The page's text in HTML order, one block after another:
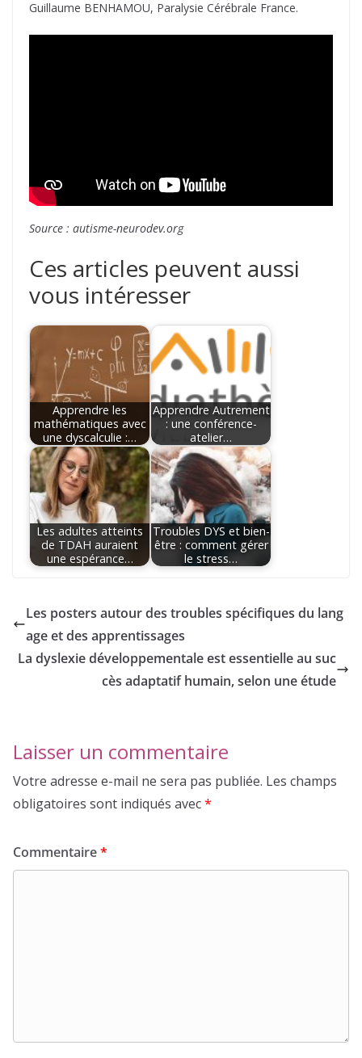
Guillaume BENHAMOU, Paralysie Cérébrale France.
Source : autisme-neurodev.org
Ces articles peuvent aussi
vous intéresser
Apprendre les
mathématiques avec
une dyscalculie :…
Apprendre Autrement
: une conférence-
atelier…
Les adultes atteints
de TDAH auraient
une espérance…
Troubles DYS et bien-
être : comment gérer
le stress…
Les posters autour des troubles spécifiques du lang
age et des apprentissages
La dyslexie développementale est essentielle au suc
cès adaptatif humain, selon une étude
Laisser un commentaire
Votre adresse e-mail ne sera pas publiée. Les champs
obligatoires sont indiqués avec*
Commentaire*